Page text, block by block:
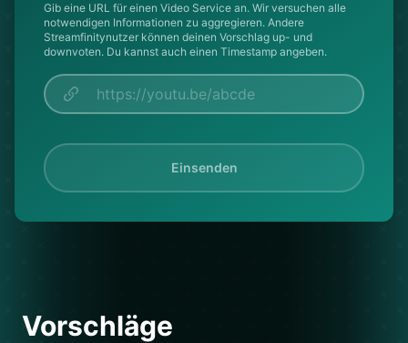
Gib eine URL für einen Video Service an. Wir versuchen alle
notwendigen Informationen zu aggregieren. Andere
Streamfinitynutzer können deinen Vorschlag up- und
downvoten. Du kannst auch einen Timestamp angeben.
Einsenden
Vorschläge